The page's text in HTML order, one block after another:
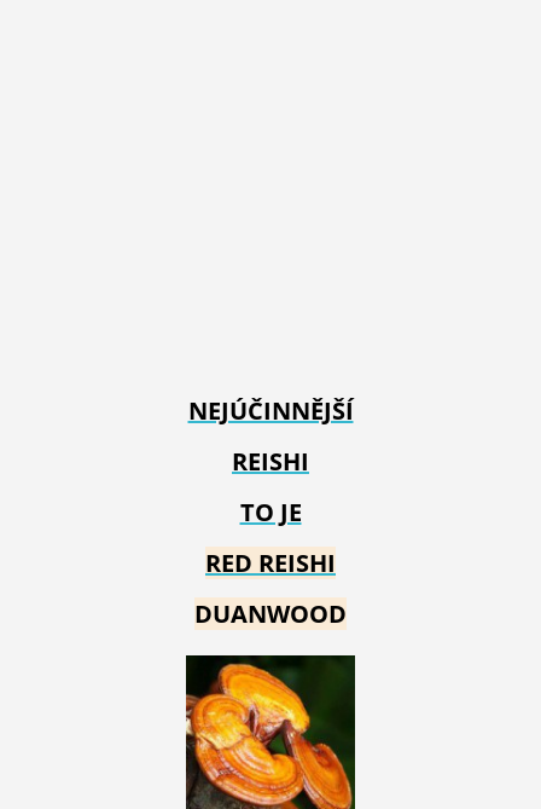
NEJÚČINNĚJŠÍ
REISHI
TO JE
RED REISHI
DUANWOOD